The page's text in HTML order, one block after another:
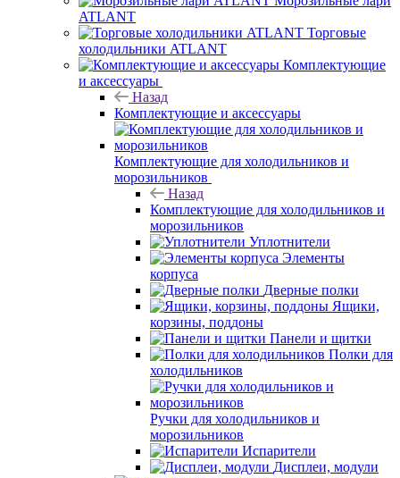
ATLANT
Торговые
холодильники ATLANT
Комплектующие
и аксессуары
Назад
Комплектующие и аксессуары
Комплектующие для холодильников и
морозильников
Назад
Комплектующие для холодильников и
морозильников
Уплотнители
Элементы
корпуса
Дверные полки
Ящики,
корзины, поддоны
Панели и щитки
Полки для
холодильников
Ручки для холодильников и
морозильников
Испарители
Дисплеи, модули